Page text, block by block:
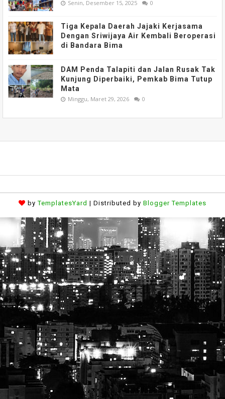
Senin, Desember 15, 2025 0
Tiga Kepala Daerah Jajaki Kerjasama
Dengan Sriwijaya Air Kembali Beroperasi
di Bandara Bima
DAM Penda Talapiti dan Jalan Rusak Tak
Kunjung Diperbaiki, Pemkab Bima Tutup
Mata
Minggu, Maret 29, 2026 0
byTemplatesYard | Distributed by Blogger Templates